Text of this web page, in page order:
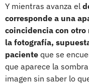
Y mientras avanza el
corresponde a una
coincidencia con otro
la fotografía,
paciente que se
que aparece la
imagen sin saber lo